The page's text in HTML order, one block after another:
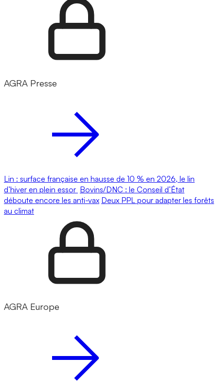
AGRA Presse
Lin : surface française en hausse de 10 % en 2026, le lin
d’hiver en plein essor Bovins/DNC : le Conseil d’État
déboute encore les anti-vax Deux PPL pour adapter les forêts
au climat
AGRA Europe